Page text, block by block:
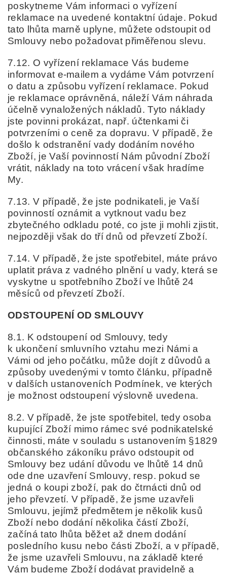
poskytneme Vám informaci o vyřízení
reklamace na uvedené kontaktní údaje. Pokud
tato lhůta marně uplyne, můžete odstoupit od
Smlouvy nebo požadovat přiměřenou slevu.
7.12. O vyřízení reklamace Vás budeme
informovat e-mailem a vydáme Vám potvrzení
o datu a způsobu vyřízení reklamace. Pokud
je reklamace oprávněná, náleží Vám náhrada
účelně vynaložených nákladů. Tyto náklady
jste povinni prokázat, např. účtenkami či
potvrzeními o ceně za dopravu. V případě, že
došlo k odstranění vady dodáním nového
Zboží, je Vaší povinností Nám původní Zboží
vrátit, náklady na toto vrácení však hradíme
My.
7.13. V případě, že jste podnikateli, je Vaší
povinností oznámit a vytknout vadu bez
zbytečného odkladu poté, co jste ji mohli zjistit,
nejpozději však do tří dnů od převzetí Zboží.
7.14. V případě, že jste spotřebitel, máte právo
uplatit práva z vadného plnění u vady, která se
vyskytne u spotřebního Zboží ve lhůtě 24
měsíců od převzetí Zboží.
ODSTOUPENÍ OD SMLOUVY
8.1. K odstoupení od Smlouvy, tedy
k ukončení smluvního vztahu mezi Námi a
Vámi od jeho počátku, může dojít z důvodů a
způsoby uvedenými v tomto článku, případně
v dalších ustanoveních Podmínek, ve kterých
je možnost odstoupení výslovně uvedena.
8.2. V případě, že jste spotřebitel, tedy osoba
kupující Zboží mimo rámec své podnikatelské
činnosti, máte v souladu s ustanovením §1829
občanského zákoníku právo odstoupit od
Smlouvy bez udání důvodu ve lhůtě 14 dnů
ode dne uzavření Smlouvy, resp. pokud se
jedná o koupi zboží, pak do čtrnácti dnů od
jeho převzetí. V případě, že jsme uzavřeli
Smlouvu, jejímž předmětem je několik kusů
Zboží nebo dodání několika částí Zboží,
začíná tato lhůta běžet až dnem dodání
posledního kusu nebo části Zboží, a v případě,
že jsme uzavřeli Smlouvu, na základě které
Vám budeme Zboží dodávat pravidelně a